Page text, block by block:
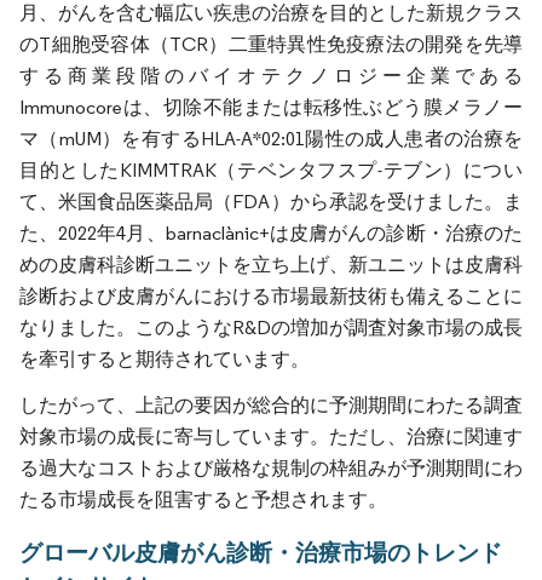
月、がんを含む幅広い疾患の治療を目的とした新規クラス
のT細胞受容体（TCR）二重特異性免疫療法の開発を先導
する商業段階のバイオテクノロジー企業である
Immunocoreは、切除不能または転移性ぶどう膜メラノー
マ（mUM）を有するHLA-A*02:01陽性の成人患者の治療を
目的としたKIMMTRAK（テベンタフスプ-テブン）につい
て、米国食品医薬品局（FDA）から承認を受けました。ま
た、2022年4月、barnaclànic+は皮膚がんの診断・治療のた
めの皮膚科診断ユニットを立ち上げ、新ユニットは皮膚科
診断および皮膚がんにおける市場最新技術も備えることに
なりました。このようなR&Dの増加が調査対象市場の成長
を牽引すると期待されています。
したがって、上記の要因が総合的に予測期間にわたる調査
対象市場の成長に寄与しています。ただし、治療に関連す
る過大なコストおよび厳格な規制の枠組みが予測期間にわ
たる市場成長を阻害すると予想されます。
グローバル皮膚がん診断・治療市場のトレンド